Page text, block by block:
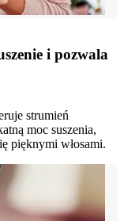
i pozwala
strumień
moc suszenia,
pięknymi włosami.